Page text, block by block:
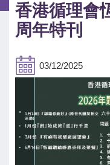
香港循理會
周年特刊
03/12/2025